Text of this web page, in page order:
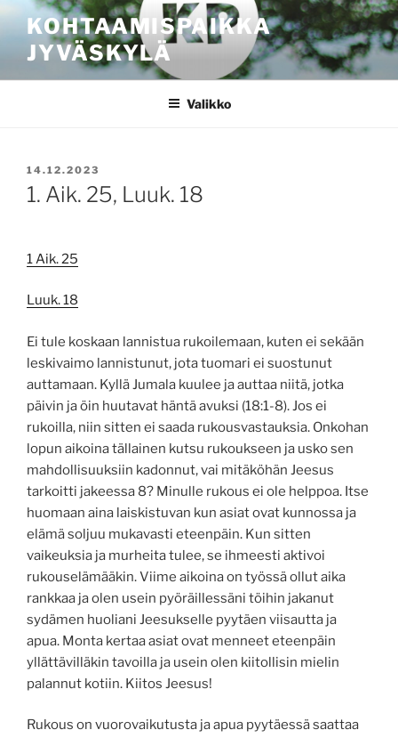
sisältöönKOHTAAMISPAIKKA
JYVÄSKYLÄ
Valikko
JULKAISTU
14.12.2023
1. Aik. 25, Luuk. 18
1 Aik. 25
Luuk. 18
Ei tule koskaan lannistua rukoilemaan, kuten ei sekään
leskivaimo lannistunut, jota tuomari ei suostunut
auttamaan. Kyllä Jumala kuulee ja auttaa niitä, jotka
päivin ja öin huutavat häntä avuksi (18:1-8). Jos ei
rukoilla, niin sitten ei saada rukousvastauksia. Onkohan
lopun aikoina tällainen kutsu rukoukseen ja usko sen
mahdollisuuksiin kadonnut, vai mitäköhän Jeesus
tarkoitti jakeessa 8? Minulle rukous ei ole helppoa. Itse
huomaan aina laiskistuvan kun asiat ovat kunnossa ja
elämä soljuu mukavasti eteenpäin. Kun sitten
vaikeuksia ja murheita tulee, se ihmeesti aktivoi
rukouselämääkin. Viime aikoina on työssä ollut aika
rankkaa ja olen usein pyöräillessäni töihin jakanut
sydämen huoliani Jeesukselle pyytäen viisautta ja
apua. Monta kertaa asiat ovat menneet eteenpäin
yllättävilläkin tavoilla ja usein olen kiitollisin mielin
palannut kotiin. Kiitos Jeesus!
Rukous on vuorovaikutusta ja apua pyytäessä saattaa